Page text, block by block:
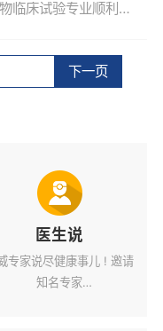
近日，淮河医院I期药物临床试验专业顺利通过河南省药品监督管理局组织的备案后首次监督检查，正式获得开展I期药物临床试验的资质，成为开封市首家获得该临床试验资质的医疗机构，这一突破标志着医院临床研究能力迈上新台阶、实现历史性跨越。▲会议现场此次检查的顺利通过，是对医院临床试验平台建设、质量管理体系、场地设施配置及研究团队专业素养的全面检验与高度认可，使我院正式具备承接从I期到IV期全周期药物临床试...
下一页
医生说
专家说尽健康事儿 ! 邀请
知名专家